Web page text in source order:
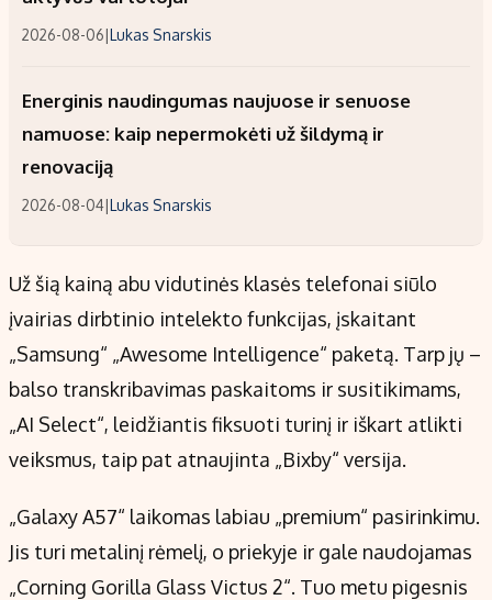
2026-08-06|Lukas Snarskis
Energinis naudingumas naujuose ir senuose
namuose: kaip nepermokėti už šildymą ir
renovaciją
2026-08-04|Lukas Snarskis
Už šią kainą abu vidutinės klasės telefonai siūlo
įvairias dirbtinio intelekto funkcijas, įskaitant
„Samsung“ „Awesome Intelligence“ paketą. Tarp jų –
balso transkribavimas paskaitoms ir susitikimams,
„AI Select“, leidžiantis fiksuoti turinį ir iškart atlikti
veiksmus, taip pat atnaujinta „Bixby“ versija.
„Galaxy A57“ laikomas labiau „premium“ pasirinkimu.
Jis turi metalinį rėmelį, o priekyje ir gale naudojamas
„Corning Gorilla Glass Victus 2“. Tuo metu pigesnis